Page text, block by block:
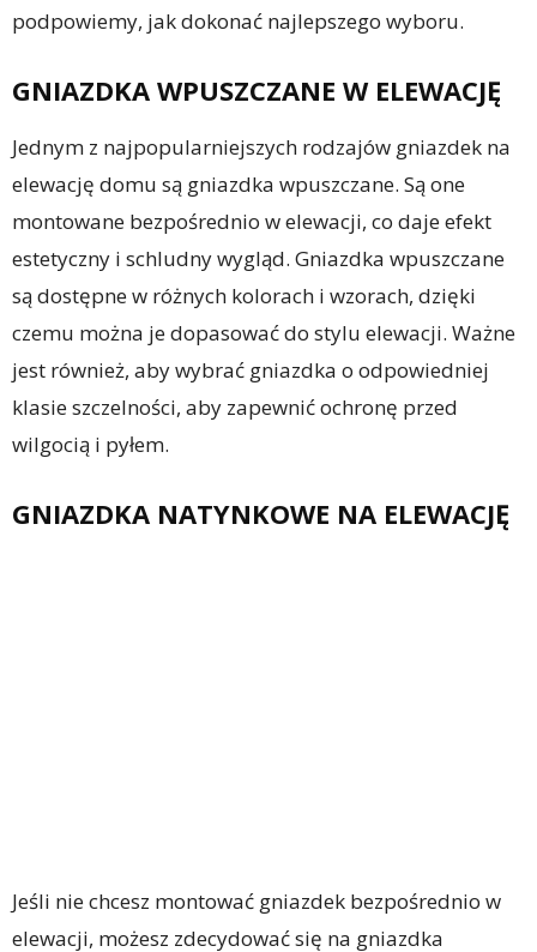
podpowiemy, jak dokonać najlepszego wyboru.
GNIAZDKA WPUSZCZANE W ELEWACJĘ
Jednym z najpopularniejszych rodzajów gniazdek na
elewację domu są gniazdka wpuszczane. Są one
montowane bezpośrednio w elewacji, co daje efekt
estetyczny i schludny wygląd. Gniazdka wpuszczane
są dostępne w różnych kolorach i wzorach, dzięki
czemu można je dopasować do stylu elewacji. Ważne
jest również, aby wybrać gniazdka o odpowiedniej
klasie szczelności, aby zapewnić ochronę przed
wilgocią i pyłem.
GNIAZDKA NATYNKOWE NA ELEWACJĘ
Jeśli nie chcesz montować gniazdek bezpośrednio w
elewacji, możesz zdecydować się na gniazdka